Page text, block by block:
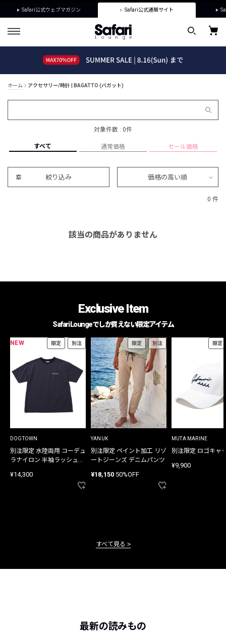
Safari公式ウェブマガジン Safari公式通販サイト
ホーム アクセサリー/時計 | BAGATTO (バガット)
対象件数 : 0件
すべて 通常価格 セール価格
絞り込み 価格の高い順
0 件
該当の商品がありません
Exclusive Item
Safari Loungeでしか買えない限定アイテム
NEW 限定 別注
DOGTOWN
別注限定 水陸両用 コーデュ
ラナイロン 半袖ラッシュガ
¥14,300
限定 別注
YANUK
別注限定 ペイント加工 リゾ
ートジーンズ デニムパンツ
¥18,150 50%OFF
限定
MUTA MARINE
別注限定 ロゴキャ
¥9,900
すべて見る
最新の読みもの